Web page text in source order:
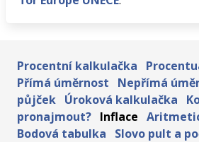
Procentní kalkulačka
Přímá úměrnost
Nepřímá
půjček Úroková kalkulačka
pronajmout? Inflace
Bodová tabulka
Slovo pult a